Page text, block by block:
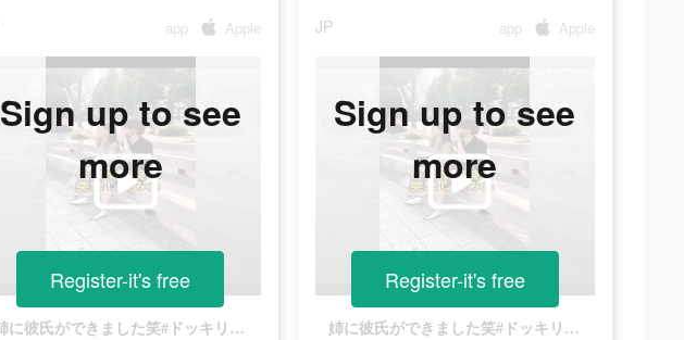
app Apple
姉に彼氏ができました笑#ドッキリ #姉妹 #イタズラ #おすすめ #pr #あーダインしよ
Sign up to see
more
Register-it's free
JP app Apple
姉に彼氏ができました笑#ドッキリ #姉妹 #イタズラ #おすすめ #pr #あーダインしよ
Sign up to see
more
Register-it's free